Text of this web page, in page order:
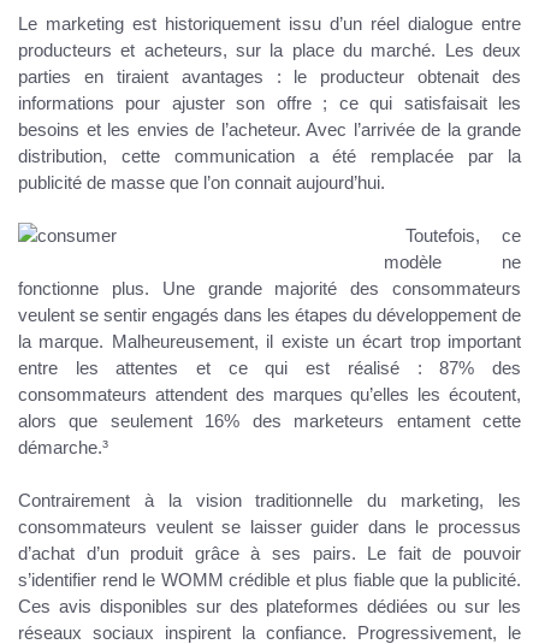
Le marketing est historiquement issu d’un réel dialogue entre
producteurs et acheteurs, sur la place du marché. Les deux
parties en tiraient avantages : le producteur obtenait des
informations pour ajuster son offre ; ce qui satisfaisait les
besoins et les envies de l’acheteur. Avec l’arrivée de la grande
distribution, cette communication a été remplacée par la
publicité de masse que l’on connait aujourd’hui.
Toutefois, ce
modèle ne
fonctionne plus. Une grande majorité des consommateurs
veulent se sentir engagés dans les étapes du développement de
la marque. Malheureusement, il existe un écart trop important
entre les attentes et ce qui est réalisé : 87% des
consommateurs attendent des marques qu’elles les écoutent,
alors que seulement 16% des marketeurs entament cette
démarche.³
Contrairement à la vision traditionnelle du marketing, les
consommateurs veulent se laisser guider dans le processus
d’achat d’un produit grâce à ses pairs. Le fait de pouvoir
s’identifier rend le WOMM crédible et plus fiable que la publicité.
Ces avis disponibles sur des plateformes dédiées ou sur les
réseaux sociaux inspirent la confiance. Progressivement, le